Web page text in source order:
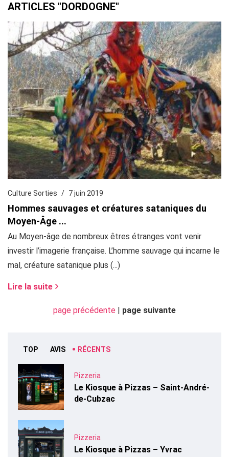
ARTICLES "DORDOGNE"
Culture Sorties 7 juin 2019
Hommes sauvages et créatures sataniques du
Moyen-Âge ...
Au Moyen-âge de nombreux êtres étranges vont venir
investir l’imagerie française. L’homme sauvage qui incarne le
mal, créature satanique plus (...)
Lire la suite
page précédente | page suivante
TOP AVIS RÉCENTS
Pizzeria
Le Kiosque à Pizzas – Saint-André-
de-Cubzac
Pizzeria
Le Kiosque à Pizzas – Yvrac